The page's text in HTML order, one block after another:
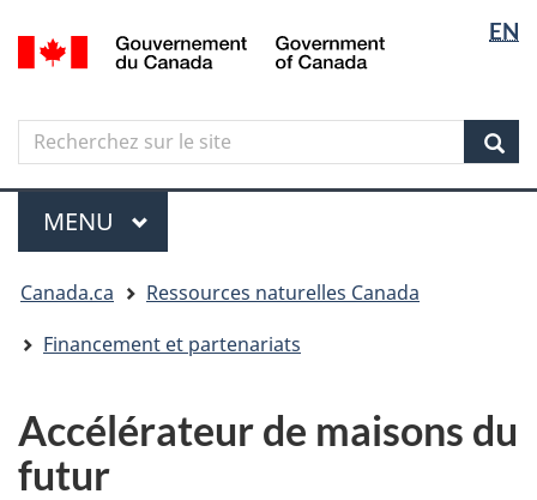
Aller
au
principal
Skip
to
government"
Passer
à
version
simplifiée
langue
EN
Canada
Search
Recherchez
sur
le
site
Menu
MENU PRINCIPAL
êtes
ici
Canada.ca
Ressources naturelles Canada
Financement et partenariats
Accélérateur de maisons du
futur